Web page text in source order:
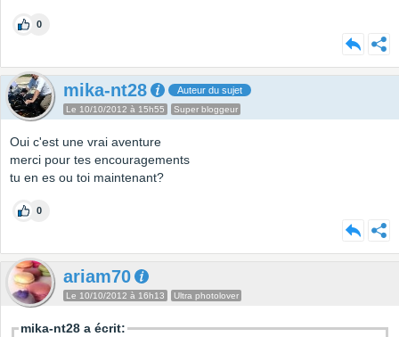
0
mika-nt28 Auteur du sujet
Le 10/10/2012 à 15h55 Super bloggeur
Oui c'est une vrai aventure
merci pour tes encouragements
tu en es ou toi maintenant?
0
ariam70
Le 10/10/2012 à 16h13 Ultra photolover
mika-nt28 a écrit: